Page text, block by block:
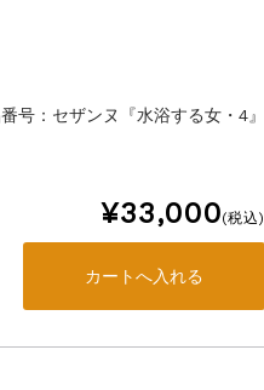
号：セザンヌ『水浴する女・4』
¥33,000(税込)